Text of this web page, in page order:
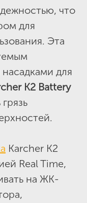
что
для
Эта
для
K2 Battery
Karcher K2
Real Time,
на ЖК-